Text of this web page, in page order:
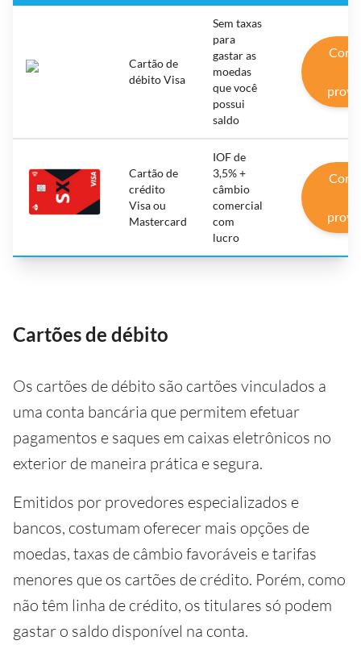
Cartão de
débito Visa
Sem taxas
para
gastar as
moedas
que você
possui
saldo
Cartão de
crédito
Visa ou
Mastercard
IOF de
3,5% +
câmbio
comercial
com
lucro
Cartões de débito
Os cartões de débito são cartões vinculados a
uma conta bancária que permitem efetuar
pagamentos e saques em caixas eletrônicos no
exterior de maneira prática e segura.
Emitidos por provedores especializados e
bancos, costumam oferecer mais opções de
moedas, taxas de câmbio favoráveis e tarifas
menores que os cartões de crédito. Porém, como
não têm linha de crédito, os titulares só podem
gastar o saldo disponível na conta.